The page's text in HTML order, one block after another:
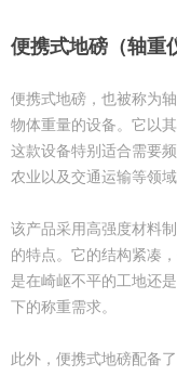
便携式地磅（轴重
便携式地磅，也被称为
物体重量的设备。它以
这款设备特别适合需要
农业以及交通运输等领域
该产品采用高强度材料
的特点。它的结构紧凑
是在崎岖不平的工地还
下的称重需求。
此外，便携式地磅配备